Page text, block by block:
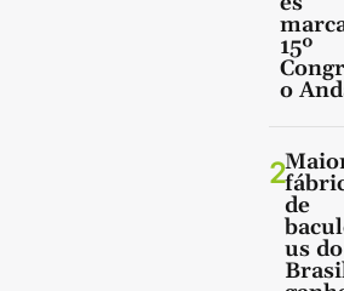
15º
o
2
de
us do